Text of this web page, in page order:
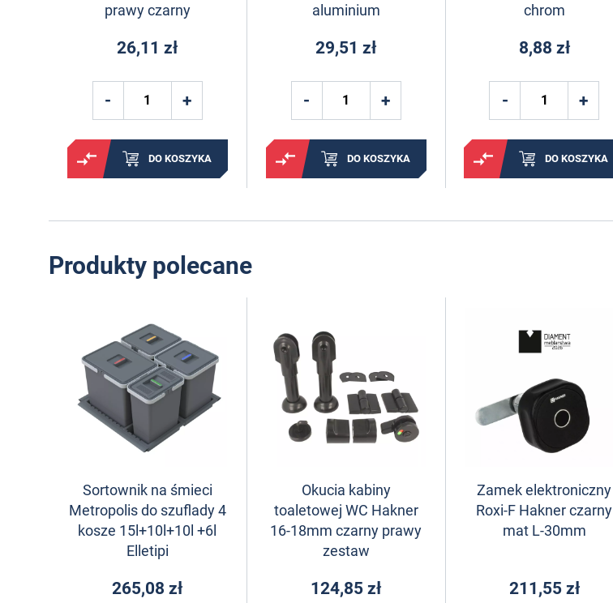
prawy czarny
26,11 zł
DO KOSZYKA
aluminium
29,51 zł
DO KOSZYKA
chrom
8,88 zł
DO KOSZYKA
Produkty polecane
Sortownik na śmieci
Metropolis do szuflady 4
kosze 15l+10l+10l +6l
Elletipi
265,08 zł
Okucia kabiny
toaletowej WC Hakner
16-18mm czarny prawy
zestaw
124,85 zł
Zamek elektroniczny
Roxi-F Hakner czarny
mat L-30mm
211,55 zł